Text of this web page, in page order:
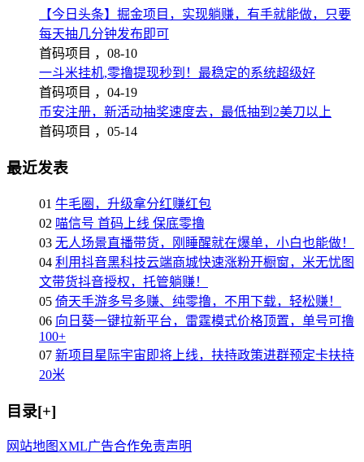
【今日头条】掘金项目，实现躺赚，有手就能做，只要
每天抽几分钟发布即可
首码项目 ， 08-10
一斗米挂机,零撸提现秒到！最稳定的系统超级好
首码项目 ， 04-19
币安注册，新活动抽奖速度去，最低抽到2美刀以上
首码项目 ， 05-14
最近发表
01 牛毛圈，升级拿分红赚红包
02 喵信号 首码上线 保底零撸
03 无人场景直播带货，刚睡醒就在爆单，小白也能做！
04 利用抖音黑科技云端商城快速涨粉开橱窗，米无忧图
文带货抖音授权，托管躺赚！
05 倚天手游多号多赚、纯零撸，不用下载，轻松赚！
06 向日葵一键拉新平台，雷霆模式价格顶置，单号可撸
100+
07 新项目星际宇宙即将上线，扶持政策进群预定卡扶持
20米
目录[+]
网站地图 XML广告合作免责声明